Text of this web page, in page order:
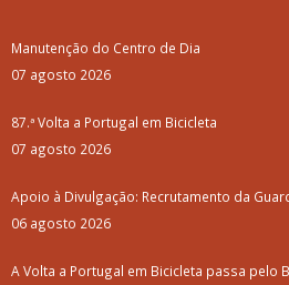
Manutenção do Centro de Dia
07 agosto 2026
87.ª Volta a Portugal em Bicicleta
07 agosto 2026
Apoio à Divulgação: Recrutamento da
06 agosto 2026
A Volta a Portugal em Bicicleta passa pelo